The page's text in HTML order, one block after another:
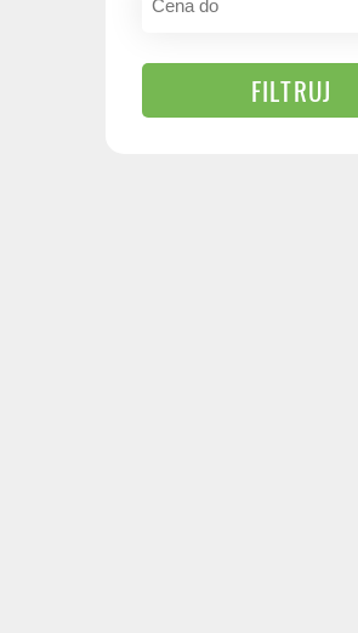
FILTRUJ